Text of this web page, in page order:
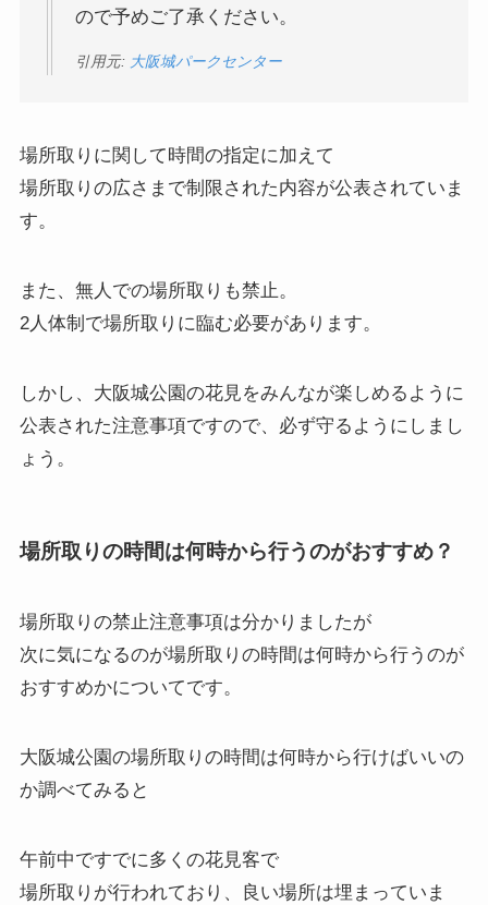
ので予めご了承ください。
引用元: 大阪城パークセンター
場所取りに関して時間の指定に加えて
場所取りの広さまで制限された内容が公表されていま
す。
また、無人での場所取りも禁止。
2人体制で場所取りに臨む必要があります。
しかし、大阪城公園の花見をみんなが楽しめるように
公表された注意事項ですので、必ず守るようにしまし
ょう。
場所取りの時間は何時から行うのがおすすめ？
場所取りの禁止注意事項は分かりましたが
次に気になるのが場所取りの時間は何時から行うのが
おすすめかについてです。
大阪城公園の場所取りの時間は何時から行けばいいの
か調べてみると
午前中ですでに多くの花見客で
場所取りが行われており、良い場所は埋まっていま